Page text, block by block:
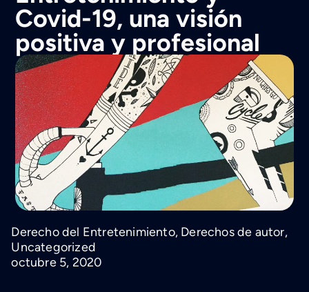
Covid-19, una visión
positiva y profesional
Derecho del Entretenimiento, Derechos de autor,
Uncategorized
octubre 5, 2020